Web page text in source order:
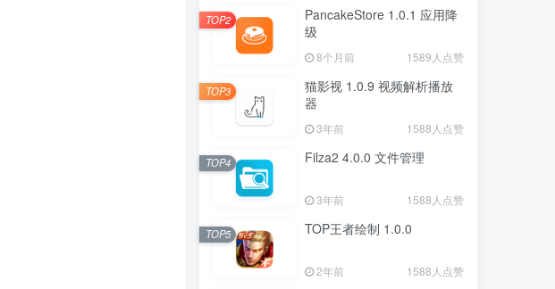
PancakeStore 1.0.1 应用降
级
8个月前 1589人点赞
TOP2
猫影视 1.0.9 视频解析播放
器
3年前 1588人点赞
TOP3
Filza2 4.0.0 文件管理
3年前 1588人点赞
TOP4
TOP王者绘制 1.0.0
2年前 1588人点赞
TOP5